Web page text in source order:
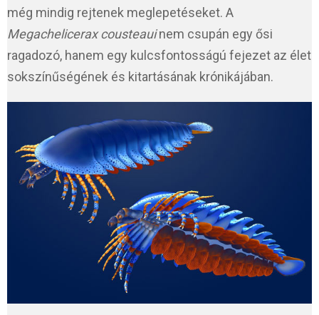
még mindig rejtenek meglepetéseket. A
Megachelicerax cousteauinem csupán egy ősi
ragadozó, hanem egy kulcsfontosságú fejezet az élet
sokszínűségének és kitartásának krónikájában.